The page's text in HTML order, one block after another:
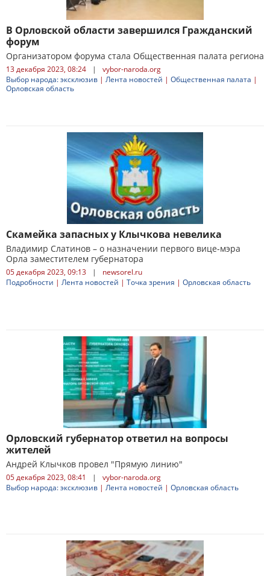
В Орловской области завершился Гражданский
форум
Организатором форума стала Общественная палата региона
13 декабря 2023, 08:24 |
vybor-naroda.org
Выбор народа: эксклюзив | Лента новостей | Общественная палата |
Орловская область
Скамейка запасных у Клычкова невелика
Владимир Слатинов – о назначении первого вице-мэра
Орла заместителем губернатора
05 декабря 2023, 09:13 |
newsorel.ru
Подробности | Лента новостей | Точка зрения | Орловская область
Орловский губернатор ответил на вопросы
жителей
Андрей Клычков провел "Прямую линию"
05 декабря 2023, 08:41 |
vybor-naroda.org
Выбор народа: эксклюзив | Лента новостей | Орловская область